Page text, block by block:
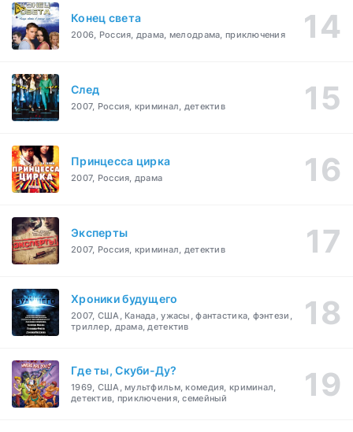
Конец света
2006, Россия, драма, мелодрама, приключения
След
2007, Россия, криминал, детектив
Принцесса цирка
2007, Россия, драма
Эксперты
2007, Россия, криминал, детектив
Хроники будущего
2007, США, Канада, ужасы, фантастика, фэнтези,
триллер, драма, детектив
Где ты, Скуби-Ду?
1969, США, мультфильм, комедия, криминал,
детектив, приключения, семейный